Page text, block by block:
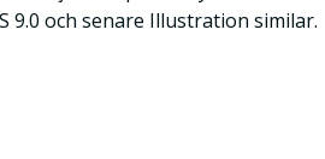
9.0 och senare Illustration similar.